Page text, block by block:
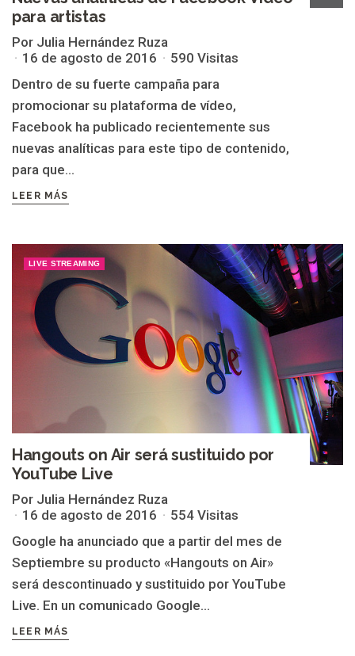
para artistas
Por Julia Hernández Ruza
16 de agosto de 2016
590 Visitas
Dentro de su fuerte campaña para
promocionar su plataforma de vídeo,
Facebook ha publicado recientemente sus
nuevas analíticas para este tipo de contenido,
para que...
LEER MÁS
LIVE STREAMING
Hangouts on Air será sustituido por
YouTube Live
Por Julia Hernández Ruza
16 de agosto de 2016
554 Visitas
Google ha anunciado que a partir del mes de
Septiembre su producto «Hangouts on Air»
será descontinuado y sustituido por YouTube
Live. En un comunicado Google...
LEER MÁS